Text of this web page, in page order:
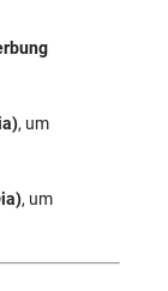
, um
, um